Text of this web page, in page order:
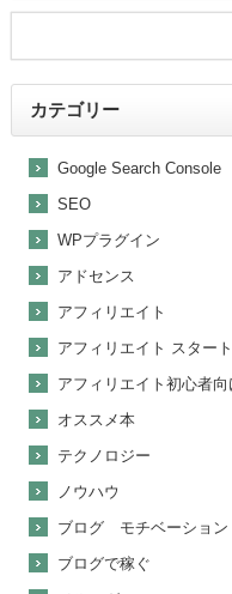
カテゴリー
Google Search Console
SEO
WPプラグイン
アドセンス
アフィリエイト
アフィリエイト スター
アフィリエイト初心者向
オススメ本
テクノロジー
ノウハウ
ブログ モチベーション
ブログで稼ぐ